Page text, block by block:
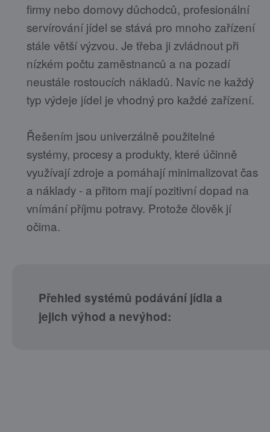
firmy nebo domovy důchodců, profesionální
servírování jídel se stává pro mnoho zařízení
stále větší výzvou. Je třeba ji zvládnout při
nízkém počtu zaměstnanců a na pozadí
neustále rostoucích nákladů. Navíc ne každý
typ výdeje jídel je vhodný pro každé zařízení.
Řešením jsou univerzálně použitelné
systémy, procesy a produkty, které účinně
využívají zdroje a pomáhají minimalizovat čas
a náklady - a přitom mají pozitivní dopad na
vnímání příjmu potravy. Protože člověk jí
očima.
Přehled systémů podávání jídla a
jejich výhod a nevýhod: